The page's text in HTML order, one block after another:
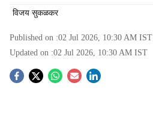
विजय सुकळकर
Published on :02 Jul 2026, 10:30 AM IST
Updated on :02 Jul 2026, 10:30 AM IST
S